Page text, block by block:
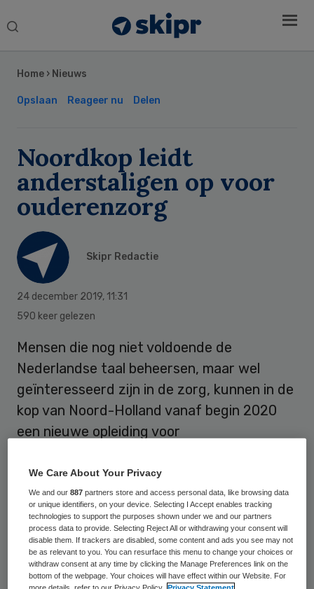
Search
Home › Nieuws
Opslaan Reageer nu Delen
Noordkop leidt
anderstaligen op voor
ouderenzorg
Skipr Redactie
24 december 2019, 11:31
590 keer gelezen
Mensen die nog niet voldoende de
Nederlandse taal beheersen, maar wel
geïnteresseerd zijn in de zorg, kunnen in de
kop van Noord-Holland vanaf begin 2020
een nieuwe opleiding voor
volgen. Het speciale scholingstraject is een
initiatief van zorgaanbieder Omring, het
Horizon College in Hoorn en WerkSaam.
Sidebar
We Care About Your Privacy
We and our887 partners store and access personal data, like browsing data
or unique identifiers, on your device. Selecting I Accept enables tracking
technologies to support the purposes shown under we and our partners
process data to provide. Selecting Reject All or withdrawing your consent will
disable them. If trackers are disabled, some content and ads you see may not
be as relevant to you. You can resurface this menu to change your choices or
withdraw consent at any time by clicking the Manage Preferences link on the
bottom of the webpage. Your choices will have effect within our Website. For
more details, refer to our Privacy Policy.
Privacy Statement